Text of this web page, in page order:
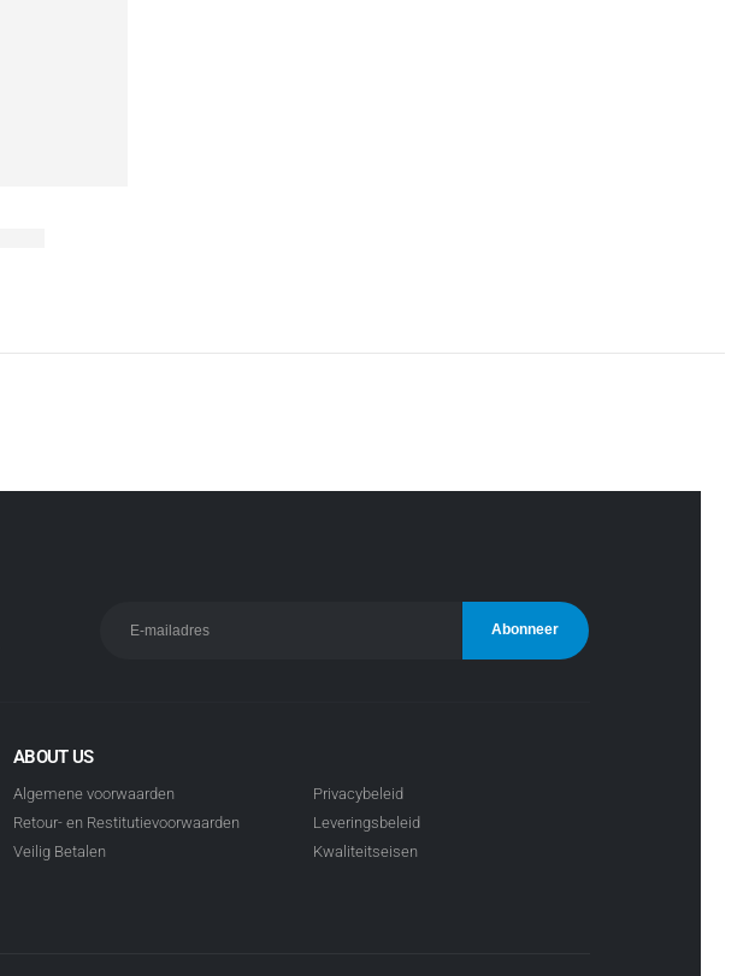
ABOUT US
Algemene voorwaarden
Retour- en Restitutievoorwaarden
Veilig Betalen
Privacybeleid
Leveringsbeleid
Kwaliteitseisen